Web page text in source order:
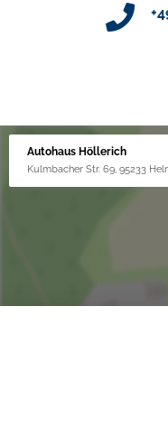
Autohaus Höllerich
Kulmbacher Str. 69, 95233